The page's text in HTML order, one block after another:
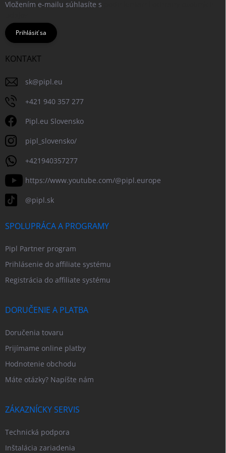
Vložením e-mailu súhlasíte s
Prihlásiť sa
KONTAKT
sk@pipl.eu
+421 940 357 277
Pipl.eu Slovensko
pipl_slovensko/
+421940357277
https://www.youtube.com/@pipl.europe
@pipl.sk
SPOLUPRÁCA A PROGRAMY
Pipl Partner program
Prihlásenie do affiliate systému
Registrácia do affiliate systému
DORUČENIE A PLATBA
Doručenia tovaru
Prijímame online platby
Hodnotenie obchodu
Máte otázky? Napíšte nám
ZÁKAZNÍCKY SERVIS
Technická podpora
Inštalácia zariadenia